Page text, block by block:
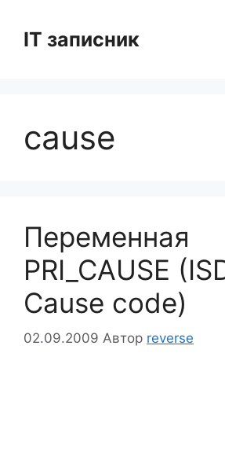
вмістуIT записник
cause
Переменная
PRI_CAUSE
Cause code)
02.09.2009 Автор reverse